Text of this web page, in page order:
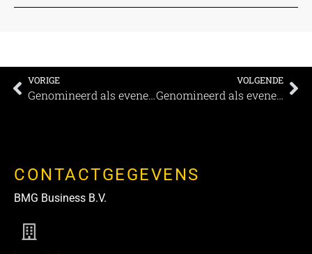
VORIGE
Genomineerd als evenementenlocatie: The Fallon Alkmaar
VOLGENDE
Genomineerd als evenementenlocatie: De Bonte Wever
CONTACTGEGEVENS
BMG Business B.V.